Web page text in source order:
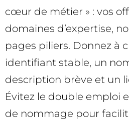
cœur de métier » : vos
domaines d’expertise,
pages piliers. Donnez à
identifiant stable, un
description brève et un
Évitez le double emploi
de nommage pour